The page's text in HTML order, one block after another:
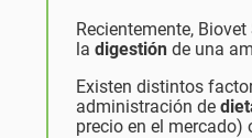
Recientemente,
la digestión de una
Existen distintos
administración de
precio en el